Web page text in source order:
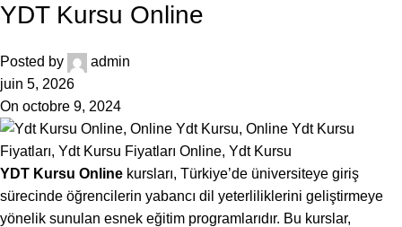
YDT Kursu Online
Posted by
admin
juin 5, 2026
On octobre 9, 2024
YDT Kursu Online kursları, Türkiye’de üniversiteye giriş
sürecinde öğrencilerin yabancı dil yeterliliklerini geliştirmeye
yönelik sunulan esnek eğitim programlarıdır. Bu kurslar,